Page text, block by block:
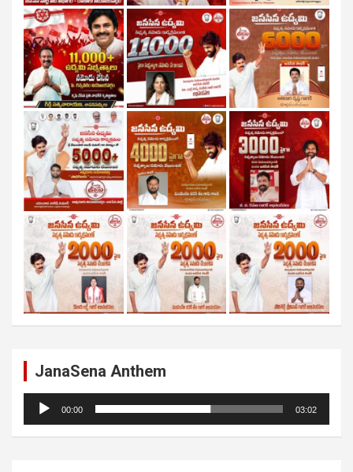
JanaSena Anthem
Audio
Player
00:00 03:02